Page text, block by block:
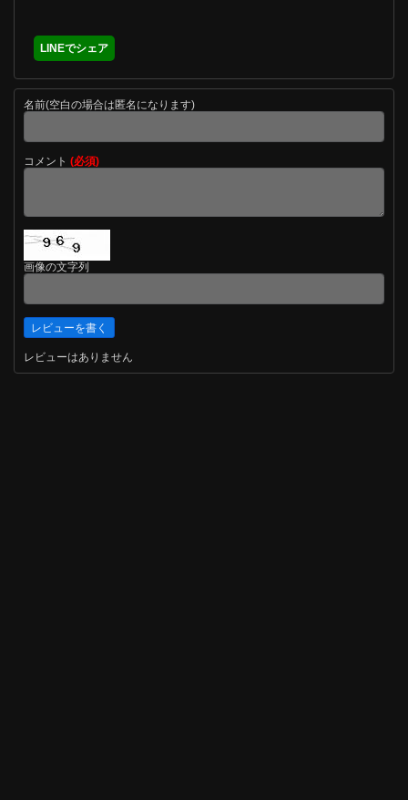
LINEでシェア
名前(空白の場合は匿名になります)
コメント (必須)
画像の文字列
レビューはありません